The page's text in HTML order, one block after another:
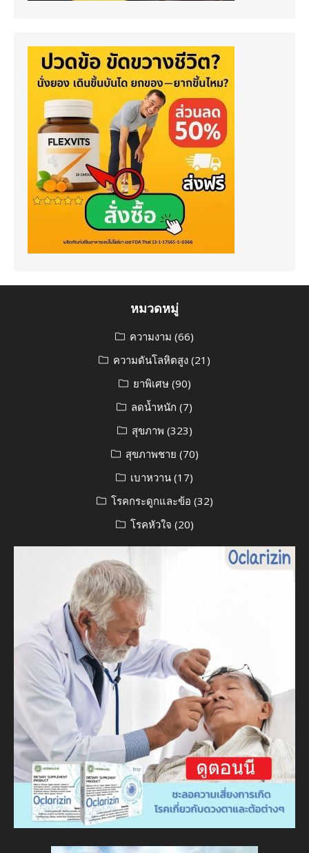
หมวดหมู่
ความงาม (66)
ความดันโลหิตสูง (21)
ยาพิเศษ(90)
ลดน้ำหนัก (7)
สุขภาพ (323)
สุขภาพชาย (70)
เบาหวาน (17)
โรคกระดูกและข้อ (32)
โรคหัวใจ (20)